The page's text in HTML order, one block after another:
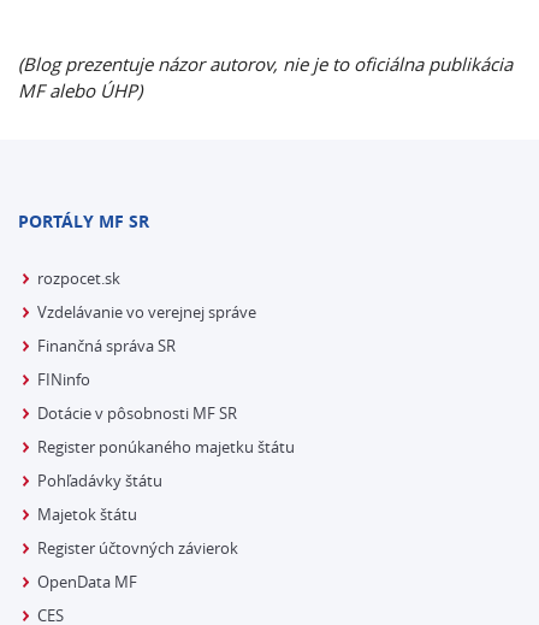
(Blog prezentuje názor autorov, nie je to oficiálna publikácia
MF alebo ÚHP)
PORTÁLY MF SR
rozpocet.sk
Vzdelávanie vo verejnej správe
Finančná správa SR
FINinfo
Dotácie v pôsobnosti MF SR
Register ponúkaného majetku štátu
Pohľadávky štátu
Majetok štátu
Register účtovných závierok
OpenData MF
CES